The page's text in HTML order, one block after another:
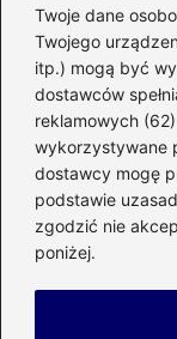
Twoje dane
Twojego
itp.) mogą być
dostawców
reklamowych
wykorzystywane
dostawcy mogę
podstawie
zgodzić nie
poniżej.
praktyczne
grzewczych,
inspiracje
wskazówki dla
←
Idealne
strony
→
Jak